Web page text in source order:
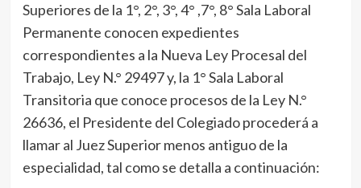
Superiores de la 1°, 2°, 3°, 4° ,7°, 8° Sala Laboral
Permanente conocen expedientes
correspondientes a la Nueva Ley Procesal del
Trabajo, Ley N.° 29497 y, la 1° Sala Laboral
Transitoria que conoce procesos de la Ley N.°
26636, el Presidente del Colegiado procederá a
llamar al Juez Superior menos antiguo de la
especialidad, tal como se detalla a continuación: